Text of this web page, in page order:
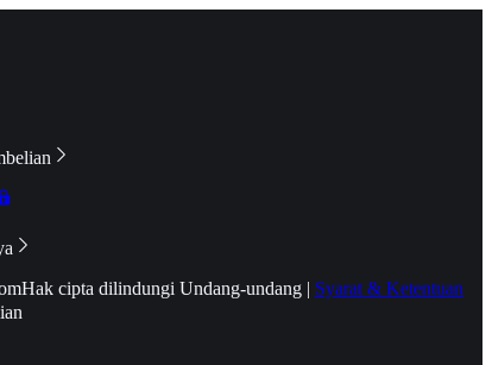
Hak cipta dilindungi Undang-undang | Syarat & Ketentuan